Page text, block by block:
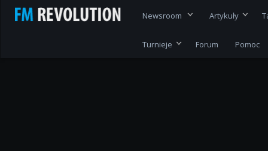
Newsroom Artykuły
Turnieje Forum Pomoc